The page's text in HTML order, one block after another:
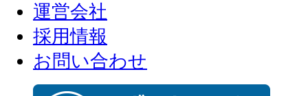
運営会社
採用情報
お問い合わせ